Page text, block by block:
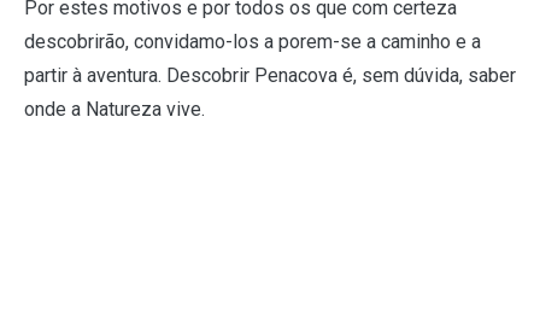
Por estes motivos e por todos os que com certeza
descobrirão, convidamo-los a porem-se a caminho e a
partir à aventura. Descobrir Penacova é, sem dúvida, saber
onde a Natureza vive.